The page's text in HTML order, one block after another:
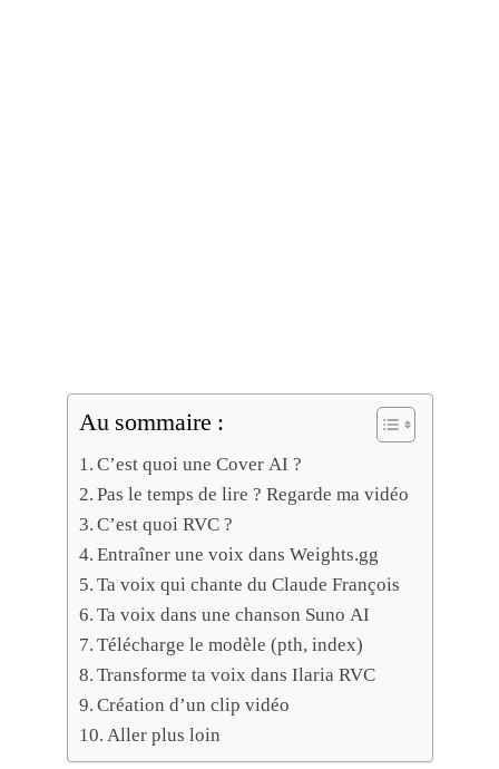
Au sommaire :
C’est quoi une Cover AI ?
Pas le temps de lire ? Regarde ma vidéo
C’est quoi RVC ?
Entraîner une voix dans Weights.gg
Ta voix qui chante du Claude François
Ta voix dans une chanson Suno AI
Télécharge le modèle (pth, index)
Transforme ta voix dans Ilaria RVC
Création d’un clip vidéo
Aller plus loin